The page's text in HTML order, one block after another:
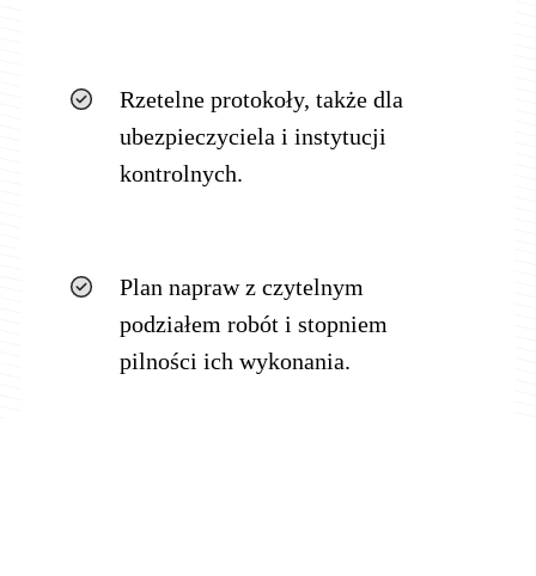
Rzetelne protokoły, także dla
ubezpieczyciela i instytucji
kontrolnych.
Plan napraw z czytelnym
podziałem robót i stopniem
pilności ich wykonania.